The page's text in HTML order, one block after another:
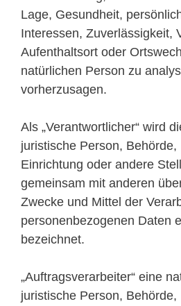
Lage, Gesundheit,
Interessen, Zuverlässigkeit,
Aufenthaltsort oder
natürlichen Person zu
vorherzusagen.
Als „Verantwortlicher“ wird
juristische Person, Behörde,
Einrichtung oder andere
gemeinsam mit anderen
Zwecke und Mittel der
personenbezogenen Daten
bezeichnet.
„Auftragsverarbeiter“ eine
juristische Person, Behörde,